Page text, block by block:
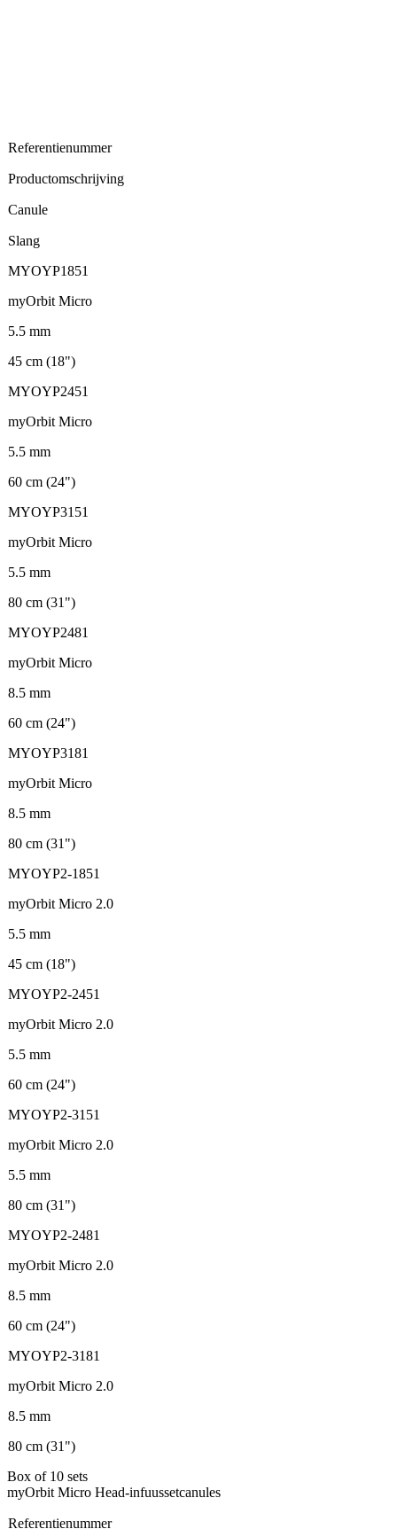
Referentienummer
Productomschrijving
Canule
Slang
MYOYP1851
myOrbit Micro
5.5 mm
45 cm (18")
MYOYP2451
myOrbit Micro
5.5 mm
60 cm (24")
MYOYP3151
myOrbit Micro
5.5 mm
80 cm (31")
MYOYP2481
myOrbit Micro
8.5 mm
60 cm (24")
MYOYP3181
myOrbit Micro
8.5 mm
80 cm (31")
MYOYP2-1851
myOrbit Micro 2.0
5.5 mm
45 cm (18")
MYOYP2-2451
myOrbit Micro 2.0
5.5 mm
60 cm (24")
MYOYP2-3151
myOrbit Micro 2.0
5.5 mm
80 cm (31")
MYOYP2-2481
myOrbit Micro 2.0
8.5 mm
60 cm (24")
MYOYP2-3181
myOrbit Micro 2.0
8.5 mm
80 cm (31")
Box of 10 sets
myOrbit Micro Head-infuussetcanules
Referentienummer